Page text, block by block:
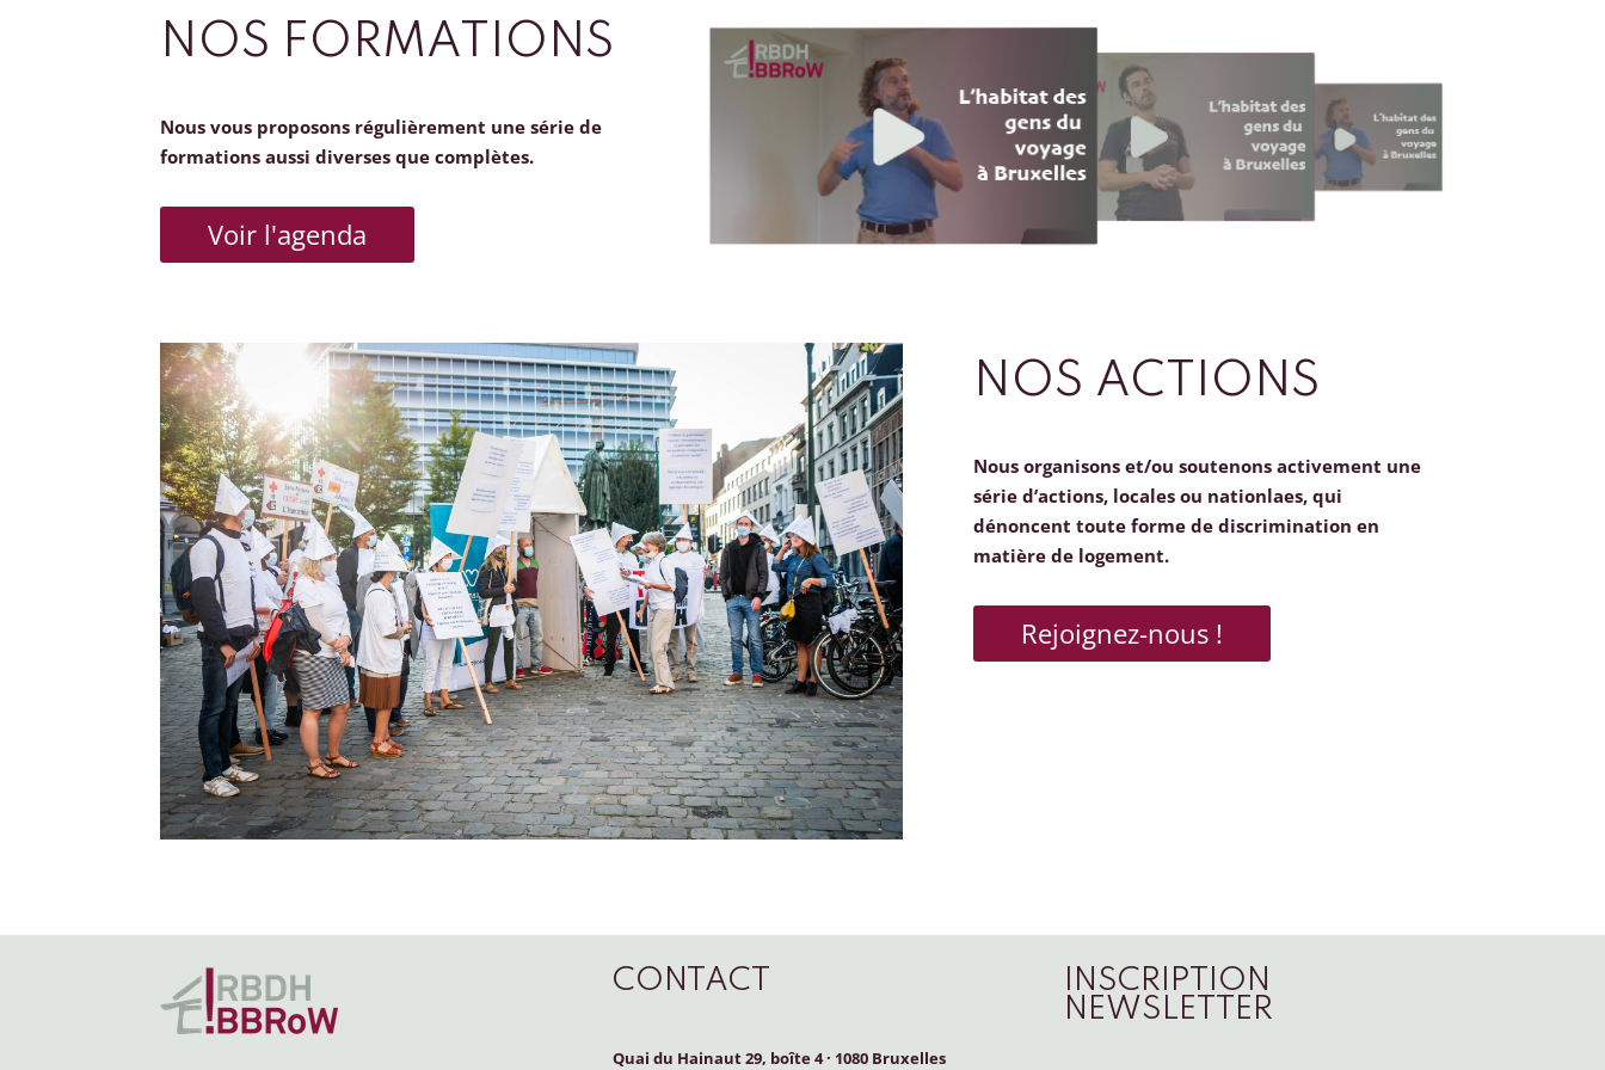
NOS FORMATIONS
Nous vous proposons régulièrement une série de
formations aussi diverses que complètes.
Voir l'agenda
NOS ACTIONS
Nous organisons et/ou soutenons activement une
série d’actions, locales ou nationlaes, qui
dénoncent toute forme de discrimination en
matière de logement.
Rejoignez-nous !
CONTACT
Quai du Hainaut 29, boîte 4· 1080 Bruxelles
INSCRIPTION
NEWSLETTER